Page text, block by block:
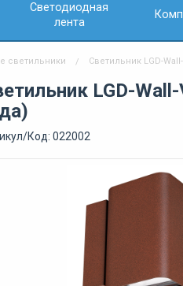
Светодиодная
лента
светильники Светильник LGD-
LGD-
Код: 022002